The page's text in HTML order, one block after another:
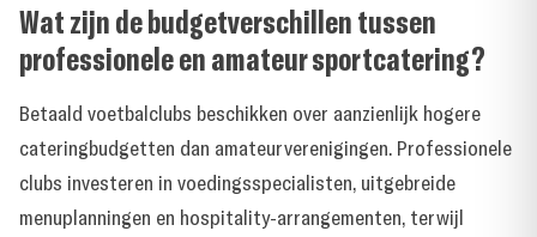
Wat zijn de budgetverschillen tussen
professionele en amateur sportcatering?
Betaald voetbalclubs beschikken over aanzienlijk hogere
cateringbudgetten dan amateurverenigingen. Professionele
clubs investeren in voedingsspecialisten, uitgebreide
menuplanningen en hospitality-arrangementen, terwijl